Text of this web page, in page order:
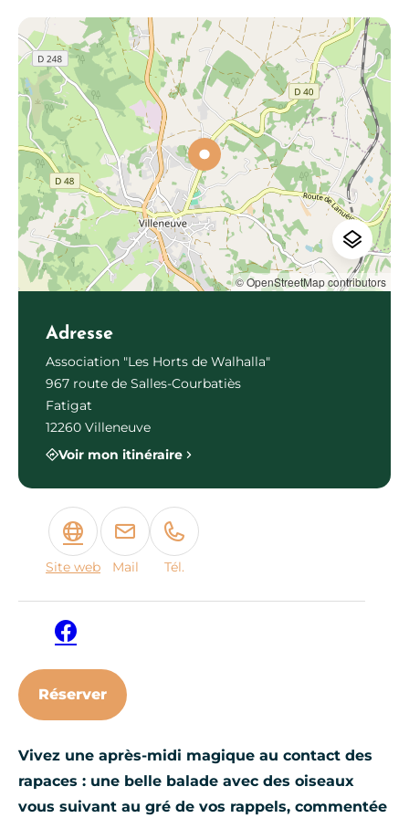
Vivez une après-midi magique au contact des
rapaces : une belle balade avec des oiseaux
vous suivant au gré de vos rappels, commentée
© OpenStreetMap contributors
Adresse
Association "Les Horts de Walhalla"
967 route de Salles-Courbatiès
Fatigat
12260 Villeneuve
Voir mon itinéraire
Site web Mail Tél.
Facebook
Réserver